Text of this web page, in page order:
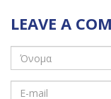
LEAVE A